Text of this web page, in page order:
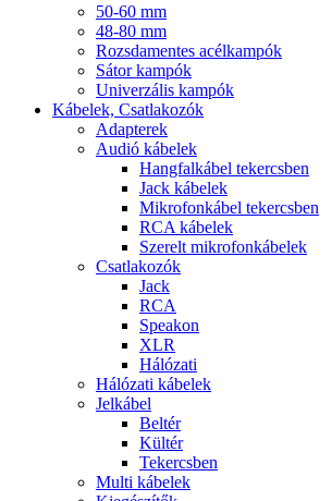
50-60 mm
48-80 mm
Rozsdamentes acélkampók
Sátor kampók
Univerzális kampók
Kábelek, Csatlakozók
Adapterek
Audió kábelek
Hangfalkábel tekercsben
Jack kábelek
Mikrofonkábel tekercsben
RCA kábelek
Szerelt mikrofonkábelek
Csatlakozók
Jack
RCA
Speakon
XLR
Hálózati
Hálózati kábelek
Jelkábel
Beltér
Kültér
Tekercsben
Multi kábelek